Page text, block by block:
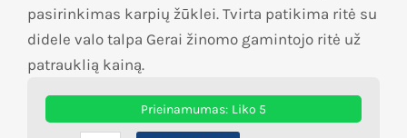
pasirinkimas karpių žūklei. Tvirta patikima ritė su
didele valo talpa Gerai žinomo gamintojo ritė už
patrauklią kainą.
Prieinamumas: Liko 5